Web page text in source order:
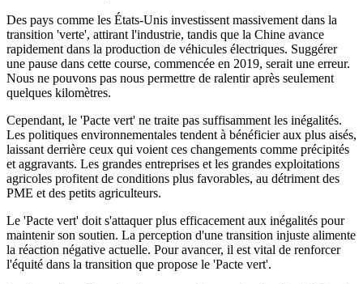
Des pays comme les États-Unis investissent massivement dans la
transition 'verte', attirant l'industrie, tandis que la Chine avance
rapidement dans la production de véhicules électriques. Suggérer
une pause dans cette course, commencée en 2019, serait une erreur.
Nous ne pouvons pas nous permettre de ralentir après seulement
quelques kilomètres.
Cependant, le 'Pacte vert' ne traite pas suffisamment les inégalités.
Les politiques environnementales tendent à bénéficier aux plus aisés,
laissant derrière ceux qui voient ces changements comme précipités
et aggravants. Les grandes entreprises et les grandes exploitations
agricoles profitent de conditions plus favorables, au détriment des
PME et des petits agriculteurs.
Le 'Pacte vert' doit s'attaquer plus efficacement aux inégalités pour
maintenir son soutien. La perception d'une transition injuste alimente
la réaction négative actuelle. Pour avancer, il est vital de renforcer
l'équité dans la transition que propose le 'Pacte vert'.